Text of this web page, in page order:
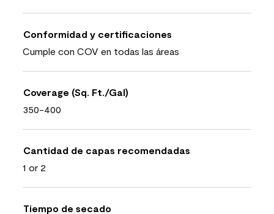
Conformidad y certificaciones
Cumple con COV en todas las áreas
Coverage (Sq. Ft./Gal)
350-400
Cantidad de capas recomendadas
1 or 2
Tiempo de secado